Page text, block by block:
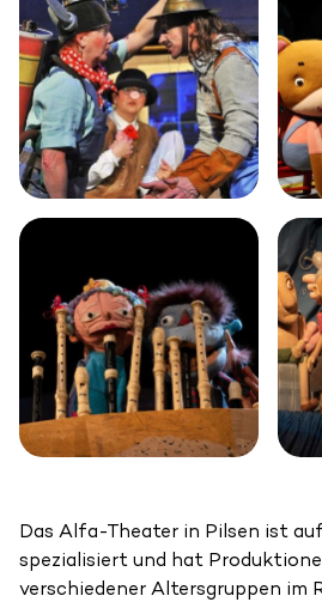
Das Alfa-Theater in Pilsen ist
spezialisiert und hat
verschiedener Altersgruppen im